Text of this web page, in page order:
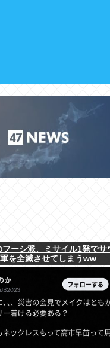
フーシ派、ミサイル1発でサ
を全滅させてしまうww